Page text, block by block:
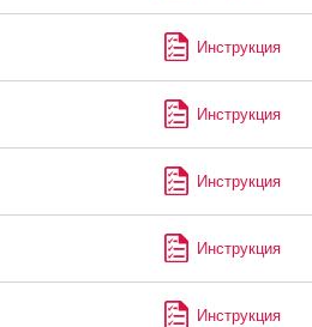
Инструкция
Инструкция
Инструкция
Инструкция
Инструкция